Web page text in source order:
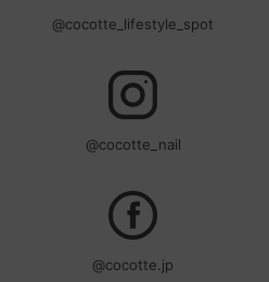
@cocotte_lifestyle_spot
@cocotte_nail
@cocotte.jp